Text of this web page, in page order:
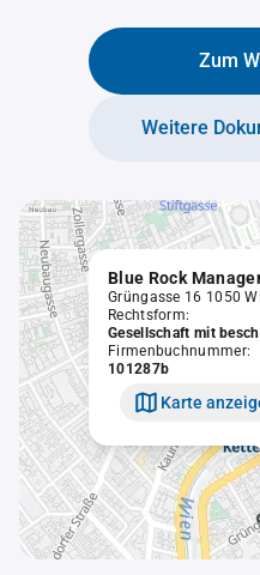
Zum
Weitere
Blue Rock
Grüngasse 16 1050
Rechtsform:
Gesellschaft mit
Firmenbuchnummer:
101287b
Karte